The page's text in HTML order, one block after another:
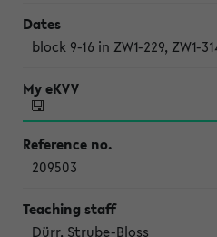
block 9-16 in ZW1-229, ZW1-
209503
Dürr, Strube-Bloss